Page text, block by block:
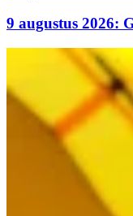
9 augustus 2026: